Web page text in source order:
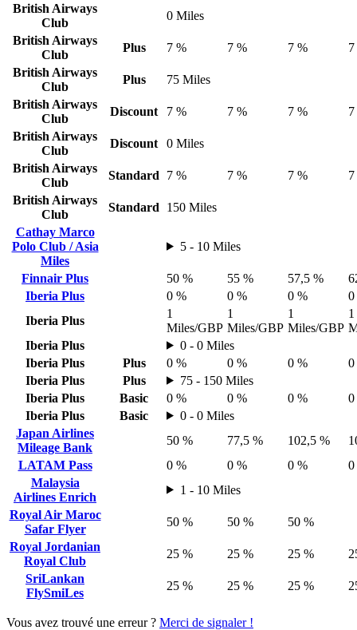
British Airways
Club
0 Miles
British Airways
Club
Plus 7 % 7 % 7 %
British Airways
Club
Plus
75 Miles
British Airways
Club
Discount 7 % 7 % 7 %
British Airways
Club
Discount
0 Miles
British Airways
Club
Standard 7 % 7 % 7 %
British Airways
Club
Standard
150 Miles
Cathay Marco
Polo Club / Asia
Miles
5 - 10 Miles
Finnair Plus 50 % 55 % 57,5 %
Iberia Plus
0 % 0 % 0 %
0
Iberia Plus
1
Miles/GBP
1
Miles/GBP
1
Miles/GBP
1
Iberia Plus
0 - 0 Miles
Iberia Plus
Plus 0 % 0 % 0 %
0
Iberia Plus
Plus
75 - 150 Miles
Iberia Plus
Basic 0 % 0 % 0 %
0
Iberia Plus
Basic
0 - 0 Miles
Japan Airlines
Mileage Bank
50 % 77,5 % 102,5 %
LATAM Pass
0 % 0 % 0 %
0
Malaysia
Airlines Enrich
1 - 10 Miles
Royal Air Maroc
Safar Flyer
50 % 50 %
50 %
Royal Jordanian
Royal Club
25 % 25 % 25 %
SriLankan
FlySmiLes
25 % 25 % 25 %
Vous avez trouvé une erreur ? Merci de signaler !